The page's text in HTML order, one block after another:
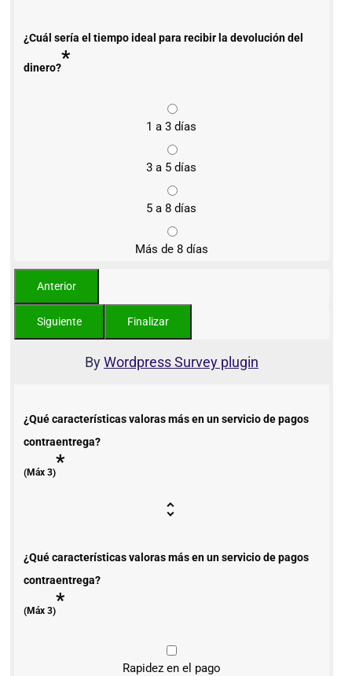
¿Cuál sería el tiempo ideal para recibir la devolución del
dinero?*
1 a 3 días
3 a 5 días
5 a 8 días
Más de 8 días
ByWordpress Survey plugin
¿Qué características valoras más en un servicio de pagos
contraentrega?
(Máx 3)*
¿Qué características valoras más en un servicio de pagos
contraentrega?
(Máx 3)*
Rapidez en el pago